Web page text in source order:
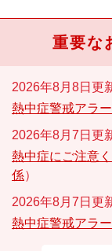
重要な
2026年8月8日更
熱中症警戒アラー
2026年8月7日更
熱中症にご注意
係
2026年8月7日更
熱中症警戒アラー